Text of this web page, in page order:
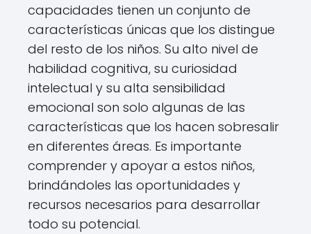
capacidades tienen un conjunto de
características únicas que los distingue
del resto de los niños. Su alto nivel de
habilidad cognitiva, su curiosidad
intelectual y su alta sensibilidad
emocional son solo algunas de las
características que los hacen sobresalir
en diferentes áreas. Es importante
comprender y apoyar a estos niños,
brindándoles las oportunidades y
recursos necesarios para desarrollar
todo su potencial.